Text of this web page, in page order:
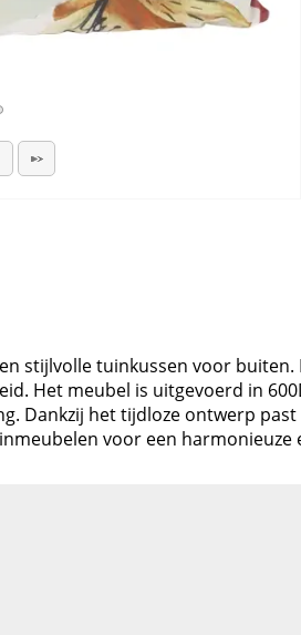
stijlvolle tuinkussen voor
Het meubel is uitgevoerd in
Dankzij het tijdloze ontwerp
voor een